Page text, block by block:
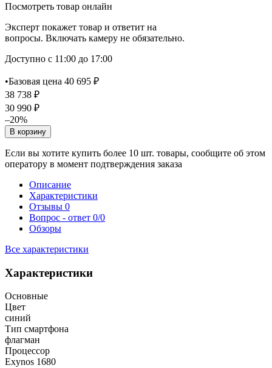
Посмотреть товар онлайн
Эксперт покажет товар и ответит на
вопросы. Включать камеру не обязательно.
Доступно с 11:00 до 17:00
•Базовая цена 40 695 ₽
38 738 ₽
30 990 ₽
–20%
В корзину
Если вы хотите купить более 10 шт. товары, сообщите об этом
оператору в момент подтверждения заказа
Описание
Характеристики
Отзывы 0
Вопрос - ответ 0/0
Обзоры
Все характеристики
Характеристики
Основные
Цвет
синий
Тип смартфона
флагман
Процессор
Exynos 1680